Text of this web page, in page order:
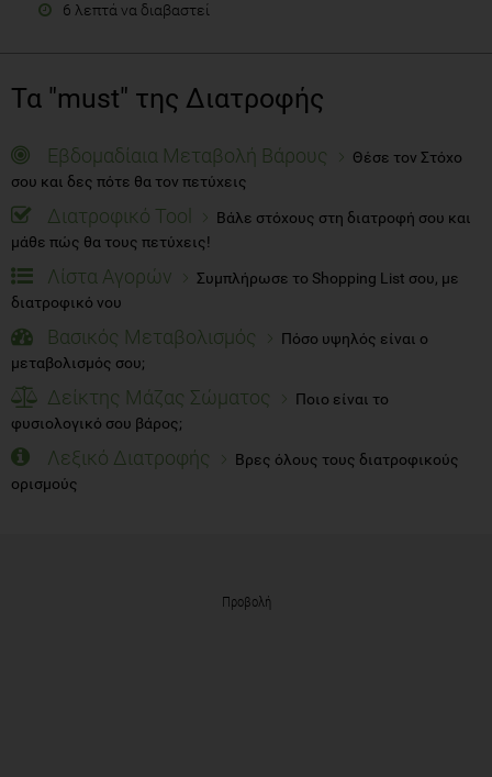
6 λεπτά να διαβαστεί
Τα "must" της Διατροφής
Εβδομαδίαια Μεταβολή Βάρους
Θέσε τον Στόχο
σου και δες πότε θα τον πετύχεις
Διατροφικό Tool
Βάλε στόχους στη διατροφή σου και
μάθε πώς θα τους πετύχεις!
Λίστα Αγορών
Συμπλήρωσε το Shopping List σου, με
διατροφικό νου
Βασικός Μεταβολισμός
Πόσο υψηλός είναι ο
μεταβολισμός σου;
Δείκτης Μάζας Σώματος
Ποιο είναι το
φυσιολογικό σου βάρος;
Λεξικό Διατροφής
Βρες όλους τους διατροφικούς
ορισμούς
Προβολή